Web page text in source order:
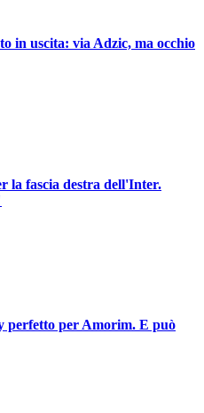
in uscita: via Adzic, ma occhio
la fascia destra dell'Inter.
perfetto per Amorim. E può